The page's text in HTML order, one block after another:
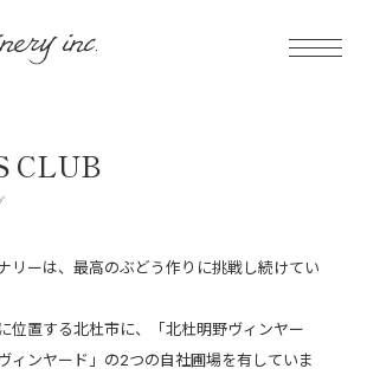
CLUB
リーは、最高のぶどう作りに挑戦し続けてい
位置する北杜市に、「北杜明野ヴィンヤー
ィンヤード」の2つの自社圃場を有していま